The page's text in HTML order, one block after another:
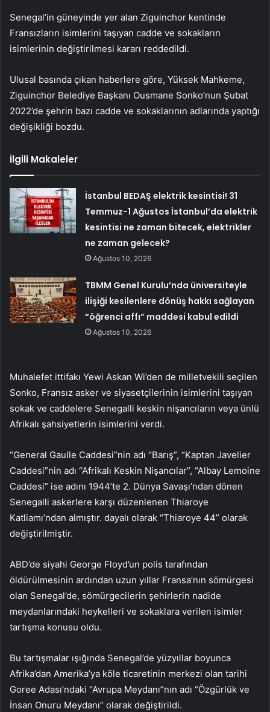
Senegal’in güneyinde yer alan Ziguinchor kentinde
Fransızların isimlerini taşıyan cadde ve sokakların
isimlerinin değiştirilmesi kararı reddedildi.
Ulusal basında çıkan haberlere göre, Yüksek Mahkeme,
Ziguinchor Belediye Başkanı Ousmane Sonko’nun Şubat
2022’de şehrin bazı cadde ve sokaklarının adlarında yaptığı
değişikliği bozdu.
İlgili Makaleler
İstanbul BEDAŞ elektrik kesintisi! 31
Temmuz-1 Ağustos İstanbul’da elektrik
kesintisi ne zaman bitecek, elektrikler
ne zaman gelecek?
Ağustos 10, 2026
TBMM Genel Kurulu’nda üniversiteyle
ilişiği kesilenlere dönüş hakkı sağlayan
“öğrenci affı” maddesi kabul edildi
Ağustos 10, 2026
Muhalefet ittifakı Yewi Askan Wi’den de milletvekili seçilen
Sonko, Fransız asker ve siyasetçilerinin isimlerini taşıyan
sokak ve caddelere Senegalli keskin nişancıların veya ünlü
Afrikalı şahsiyetlerin isimlerini verdi.
“General Gaulle Caddesi”nin adı “Barış”, “Kaptan Javelier
Caddesi”nin adı “Afrikalı Keskin Nişancılar”, “Albay Lemoine
Caddesi” ise adını 1944’te 2. Dünya Savaşı’ndan dönen
Senegalli askerlere karşı düzenlenen Thiaroye
Katliamı’ndan almıştır. dayalı olarak “Thiaroye 44” olarak
değiştirilmiştir.
ABD’de siyahi George Floyd’un polis tarafından
öldürülmesinin ardından uzun yıllar Fransa’nın sömürgesi
olan Senegal’de, sömürgecilerin şehirlerin nadide
meydanlarındaki heykelleri ve sokaklara verilen isimler
tartışma konusu oldu.
Bu tartışmalar ışığında Senegal’de yüzyıllar boyunca
Afrika’dan Amerika’ya köle ticaretinin merkezi olan tarihi
Goree Adası’ndaki “Avrupa Meydanı”nın adı “Özgürlük ve
İnsan Onuru Meydanı” olarak değiştirildi.